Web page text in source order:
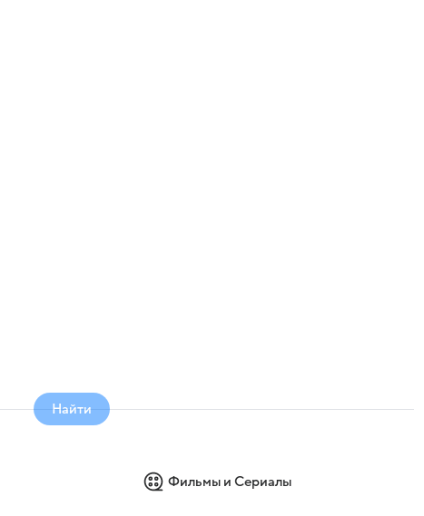
Найти
Фильмы и Сериалы